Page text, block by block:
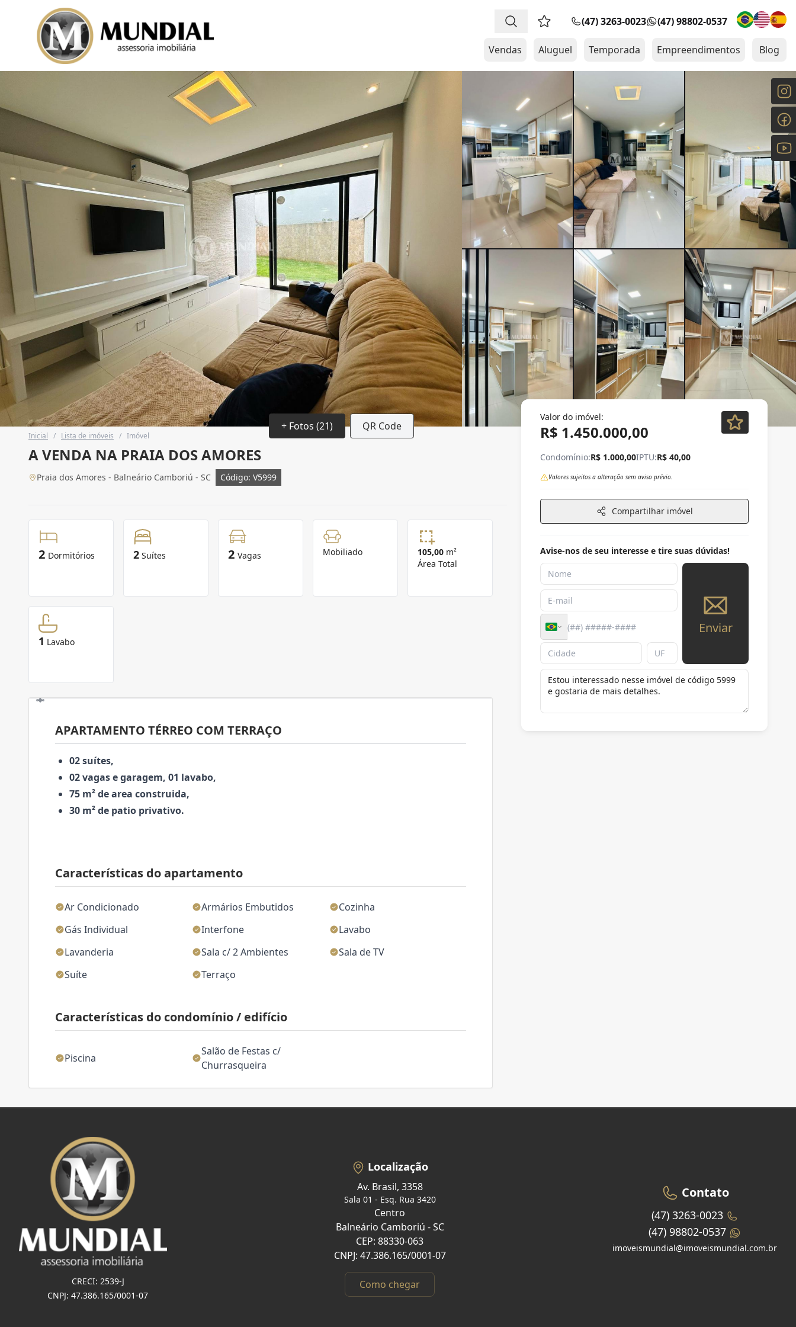
Favoritos (0 itens)
(47) 3263-0023 (47) 98802-0537
Vendas Aluguel Temporada Empreendimentos Blog
+ Fotos (21) QR Code
Inicial / Lista de imóveis / Imóvel
A VENDA NA PRAIA DOS AMORES
Praia dos Amores - Balneário Camboriú - SC Código: V5999
2 Dormitórios 2 Suítes 2 Vagas Mobiliado 105,00 m²
Área Total
1 Lavabo
Características do apartamento
Ar Condicionado Armários Embutidos
Cozinha
Gás Individual
Interfone
Lavabo
Lavanderia
Sala c/ 2 Ambientes
Sala de TV
Suíte
Terraço
Características do condomínio / edifício
Piscina
Salão de Festas c/
Churrasqueira
APARTAMENTO TÉRREO COM TERRAÇO
02 suítes,
02 vagas e garagem, 01 lavabo,
75 m² de area construida,
30 m² de patio privativo.
Valor do imóvel:
R$ 1.450.000,00
Condomínio:R$ 1.000,00IPTU:R$ 40,00
Valores sujeitos a alteração sem aviso prévio.
Compartilhar imóvel
Avise-nos de seu interesse e tire suas dúvidas!
Enviar
CRECI: 2539-J
CNPJ: 47.386.165/0001-07
Localização
Av. Brasil, 3358
Sala 01 - Esq. Rua 3420
Centro
Balneário Camboriú - SC
CEP: 88330-063
CNPJ: 47.386.165/0001-07
Como chegar
Contato
(47) 3263-0023
(47) 98802-0537
imoveismundial@imoveismundial.com.br